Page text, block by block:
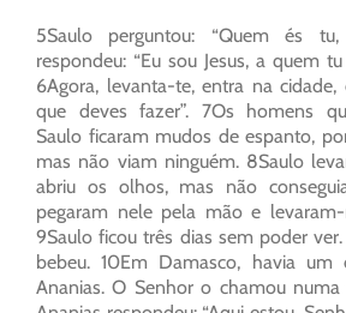
5Saulo perguntou: “Quem és
respondeu: “Eu sou Jesus, a quem
6Agora, levanta-te, entra na
que deves fazer”. 7Os homens
Saulo ficaram mudos de espanto,
mas não viam ninguém. 8Saulo
abriu os olhos, mas não
pegaram nele pela mão e
9Saulo ficou três dias sem poder
bebeu. 10Em Damasco, havia um
Ananias. O Senhor o chamou numa